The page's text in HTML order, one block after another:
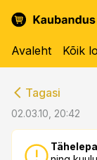
Avaleht Kõik
Tagasi
02.03.10, 20:42